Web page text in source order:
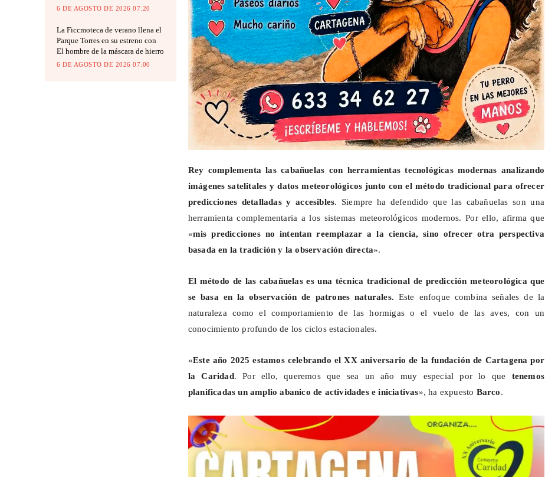
6 DE AGOSTO DE 2026 07:20
La Ficcmoteca de verano llena el
Parque Torres en su estreno con
El hombre de la máscara de hierro
6 DE AGOSTO DE 2026 07:00
Rey complementa las cabañuelas con herramientas tecnológicas modernas analizando
imágenes satelitales y datos meteorológicos junto con el método tradicional para ofrecer
predicciones detalladas y accesibles. Siempre ha defendido que las cabañuelas son una
herramienta complementaria a los sistemas meteorológicos modernos. Por ello, afirma que
«mis predicciones no intentan reemplazar a la ciencia, sino ofrecer otra perspectiva
basada en la tradición y la observación directa».
El método de las cabañuelas es una técnica tradicional de predicción meteorológica que
se basa en la observación de patrones naturales. Este enfoque combina señales de la
naturaleza como el comportamiento de las hormigas o el vuelo de las aves, con un
conocimiento profundo de los ciclos estacionales.
«Este año 2025 estamos celebrando el XX aniversario de la fundación de Cartagena por
la Caridad. Por ello, queremos que sea un año muy especial por lo que tenemos
planificadas un amplio abanico de actividades e iniciativas», ha expuesto Barco.